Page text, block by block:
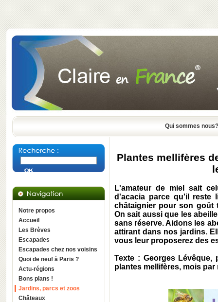
Qui sommes nous?
Notre propos
Accueil
Les Brèves
Escapades
Escapades chez nos voisins
Quoi de neuf à Paris ?
Actu-régions
Bons plans !
Jardins, parcs et zoos
Châteaux
Plantes mellifères
L'amateur de miel sait
d'acacia parce qu'il reste
châtaignier pour son goût
On sait aussi que les
sans réserve. Aidons les
attirant dans nos jardins.
vous leur proposerez des
Texte : Georges
plantes mellifères, mois